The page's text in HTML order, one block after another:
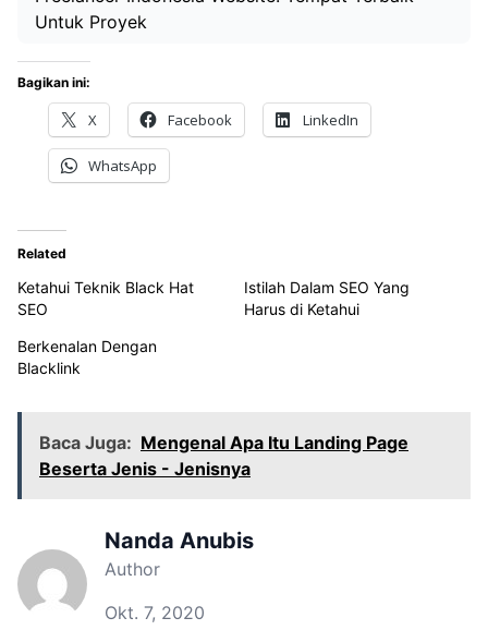
Untuk Proyek
Bagikan ini:
X Facebook LinkedIn
WhatsApp
Related
Ketahui Teknik Black Hat
SEO
Istilah Dalam SEO Yang
Harus di Ketahui
Berkenalan Dengan
Blacklink
Baca Juga: Mengenal Apa Itu Landing Page
Beserta Jenis - Jenisnya
Nanda Anubis
Author
Okt. 7, 2020